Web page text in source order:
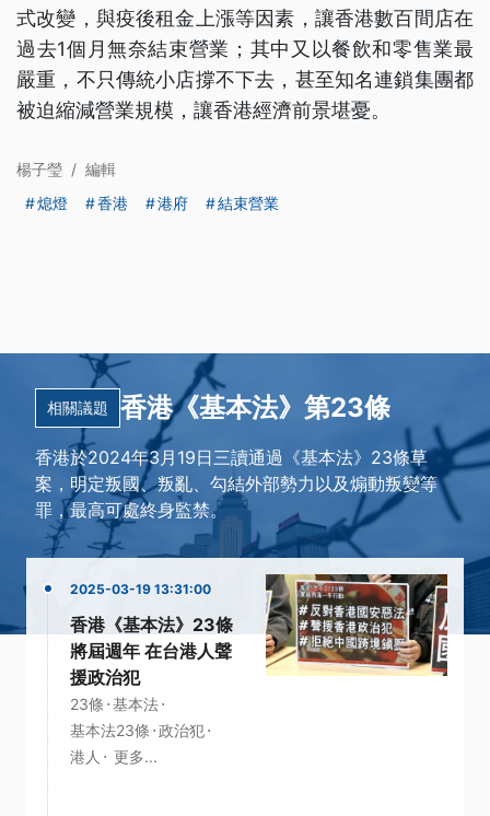
式改變，與疫後租金上漲等因素，讓香港數百間店在
過去1個月無奈結束營業；其中又以餐飲和零售業最
嚴重，不只傳統小店撐不下去，甚至知名連鎖集團都
被迫縮減營業規模，讓香港經濟前景堪憂。
楊子瑩 / 編輯
熄燈
香港 港府 結束營業
相關議題 香港《基本法》第23條
香港於2024年3月19日三讀通過《基本法》23條草
案，明定叛國、叛亂、勾結外部勢力以及煽動叛變等
罪，最高可處終身監禁。
2025-03-19 13:31:00
香港《基本法》23條
將屆週年 在台港人聲
援政治犯
23條 ·基本法·
基本法23條 ·政治犯·
港人 · 更多...